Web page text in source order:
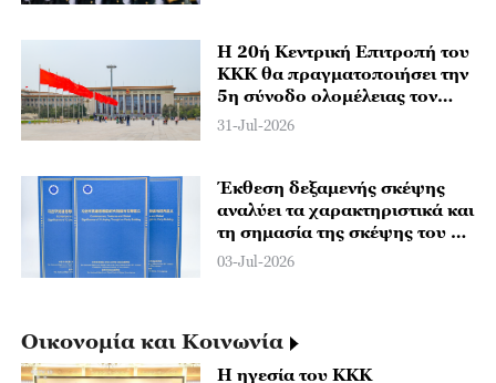
Η 20ή Κεντρική Επιτροπή του
ΚΚΚ θα πραγματοποιήσει την
5η σύνοδο ολομέλειας τον
Οκτώβριο με θέμα την
31-Jul-2026
Έκθεση δεξαμενής σκέψης
αναλύει τα χαρακτηριστικά και
τη σημασία της σκέψης του Σι
Τζινπίνγκ στην οικοδόμηση
03-Jul-2026
Οικονομία και Κοινωνία
Η ηγεσία του ΚΚΚ